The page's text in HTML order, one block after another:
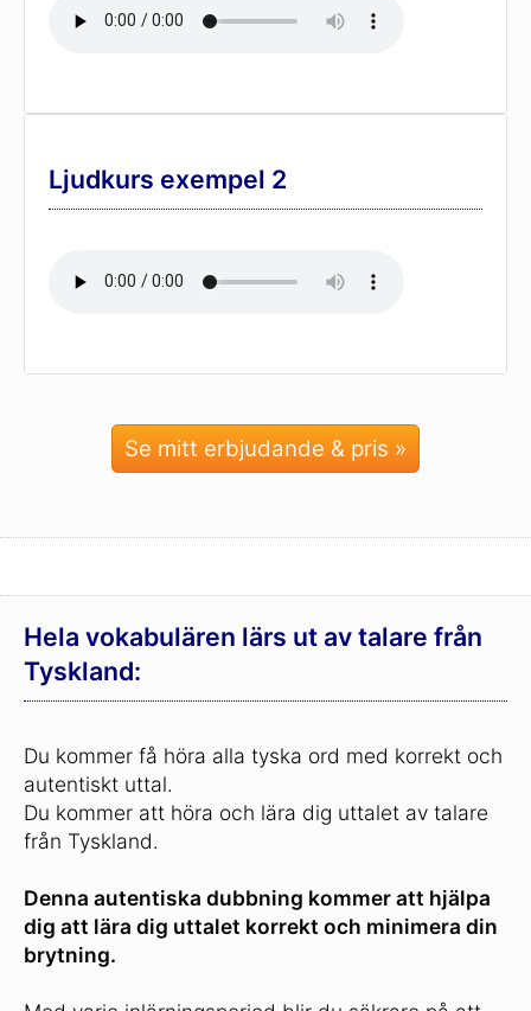
Ljudkurs exempel 2
Se mitt erbjudande & pris »
Hela vokabulären lärs ut av talare från
Tyskland:
Du kommer få höra alla tyska ord med korrekt och
autentiskt uttal.
Du kommer att höra och lära dig uttalet av talare
från Tyskland.
Denna autentiska dubbning kommer att hjälpa
dig att lära dig uttalet korrekt och minimera din
brytning.